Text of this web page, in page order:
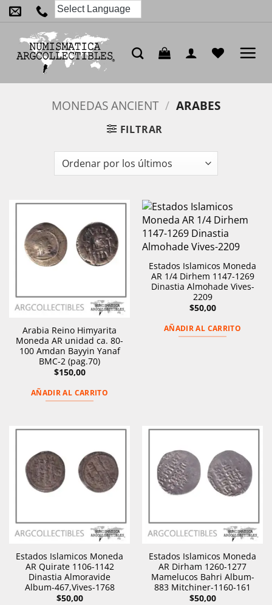
Saltar
al
contenido
MONEDAS ANCIENT / ARABES
FILTRAR
Arabia Reino Himyarita
Moneda AR unidad ca. 80-
100 Amdan Bayyin Yanaf
BMC-2 (pag.70)
$150,00
AÑADIR AL CARRITO
Estados Islamicos Moneda
AR 1/4 Dirhem 1147-1269
Dinastia Almohade Vives-
2209
$50,00
AÑADIR AL CARRITO
Estados Islamicos Moneda
AR Quirate 1106-1142
Dinastia Almoravide
Album-467,Vives-1768
$50,00
Estados Islamicos Moneda
AR Dirham 1260-1277
Mamelucos Bahri Album-
883 Mitchiner-1160-161
$50,00